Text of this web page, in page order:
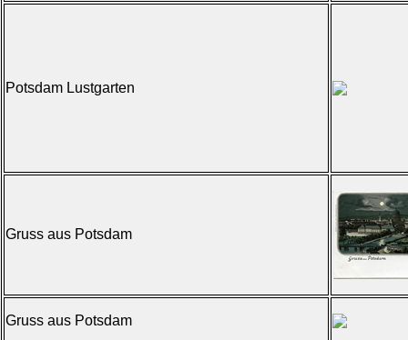
Potsdam Lustgarten
Gruss aus Potsdam
Gruss aus Potsdam